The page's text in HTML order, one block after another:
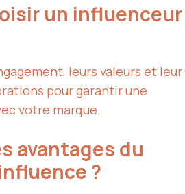
un influenceur
leurs valeurs et leur
pour garantir une
votre marque.
avantages du
?